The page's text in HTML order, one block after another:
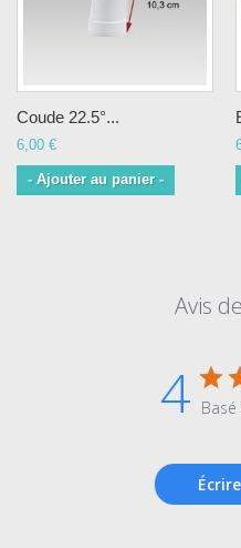
Coude 22.5°...
6,00 €
- Ajouter au panier -
Avis
4 Basé